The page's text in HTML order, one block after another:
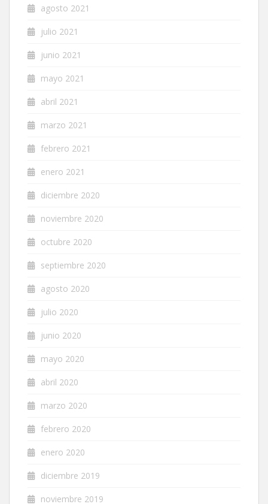
agosto 2021
julio 2021
junio 2021
mayo 2021
abril 2021
marzo 2021
febrero 2021
enero 2021
diciembre 2020
noviembre 2020
octubre 2020
septiembre 2020
agosto 2020
julio 2020
junio 2020
mayo 2020
abril 2020
marzo 2020
febrero 2020
enero 2020
diciembre 2019
noviembre 2019